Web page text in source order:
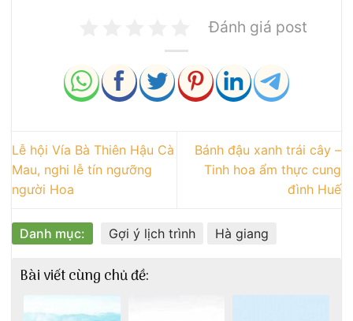
Đánh giá post
Lễ hội Vía Bà Thiên Hậu Cà
Mau, nghi lễ tín ngưỡng
người Hoa
Bánh đậu xanh trái cây –
Tinh hoa ẩm thực cung
đình Huế
Danh mục: Gợi ý lịch trình Hà giang
Bài viết cùng chủ đề: